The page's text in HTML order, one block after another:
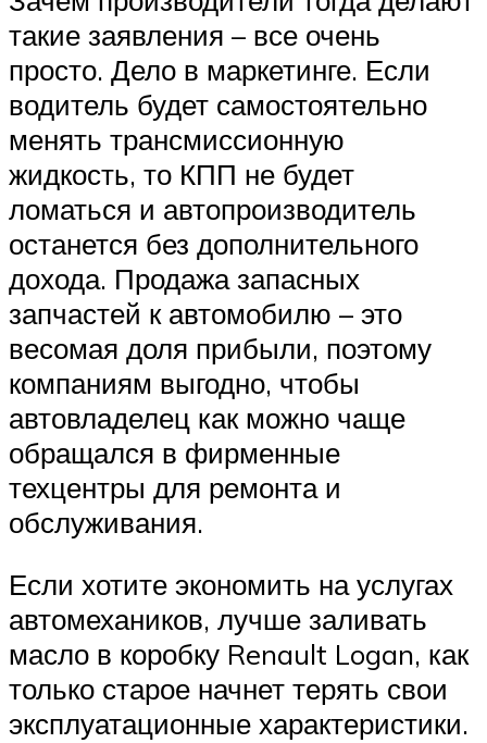
такие заявления – все очень
просто. Дело в маркетинге. Если
водитель будет самостоятельно
менять трансмиссионную
жидкость, то КПП не будет
ломаться и автопроизводитель
останется без дополнительного
дохода. Продажа запасных
запчастей к автомобилю – это
весомая доля прибыли, поэтому
компаниям выгодно, чтобы
автовладелец как можно чаще
обращался в фирменные
техцентры для ремонта и
обслуживания.
Если хотите экономить на услугах
автомехаников, лучше заливать
масло в коробку Renault Logan, как
только старое начнет терять свои
эксплуатационные характеристики.